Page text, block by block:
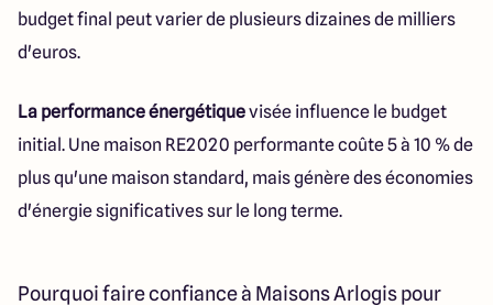
budget final peut varier de plusieurs dizaines de milliers
d'euros.
La performance énergétiquevisée influence le budget
initial. Une maison RE2020 performante coûte 5 à 10 % de
plus qu'une maison standard, mais génère des économies
d'énergie significatives sur le long terme.
Pourquoi faire confiance à Maisons Arlogis pour